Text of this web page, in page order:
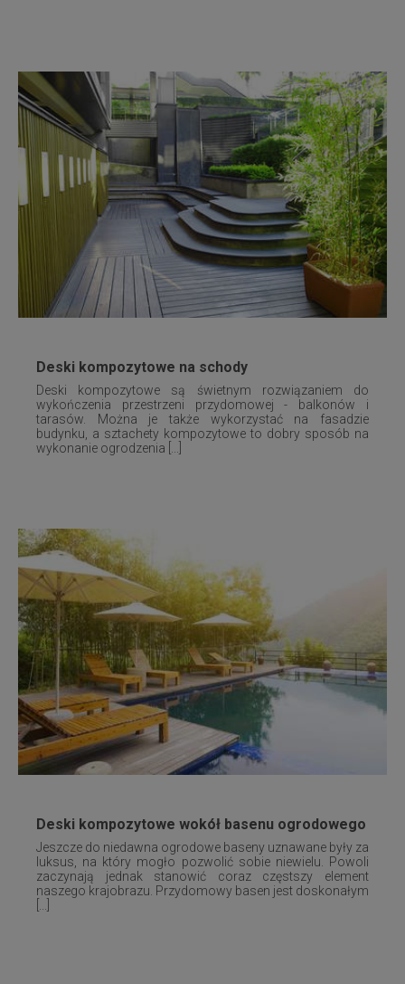
Deski kompozytowe na schody
Deski kompozytowe są świetnym rozwiązaniem do
wykończenia przestrzeni przydomowej - balkonów i
tarasów. Można je także wykorzystać na fasadzie
budynku, a sztachety kompozytowe to dobry sposób na
wykonanie ogrodzenia [...]
Deski kompozytowe wokół basenu ogrodowego
Jeszcze do niedawna ogrodowe baseny uznawane były za
luksus, na który mogło pozwolić sobie niewielu. Powoli
zaczynają jednak stanowić coraz częstszy element
naszego krajobrazu. Przydomowy basen jest doskonałym